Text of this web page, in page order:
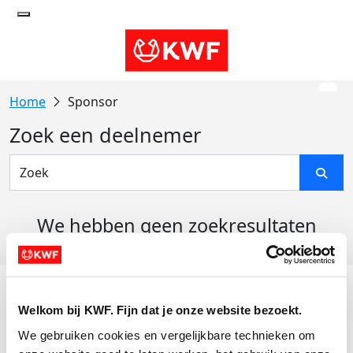
Welkom bij KWF. Fijn dat je onze website bezoekt.
We gebruiken cookies en vergelijkbare technieken om
Sponsor
Zoek een deelnemer
We hebben geen zoekresultaten
Actiematerialen
Evenementen